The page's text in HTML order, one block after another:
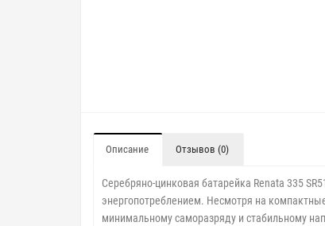
Описание Отзывов (0)
Серебряно-цинковая батарейка Renata 335
энергопотреблением. Несмотря на
минимальному саморазряду и стабильному